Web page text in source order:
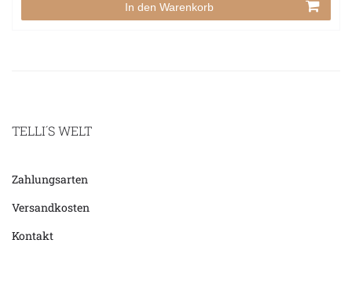
In den Warenkorb
TELLI´S WELT
Zahlungsarten
Versandkosten
Kontakt